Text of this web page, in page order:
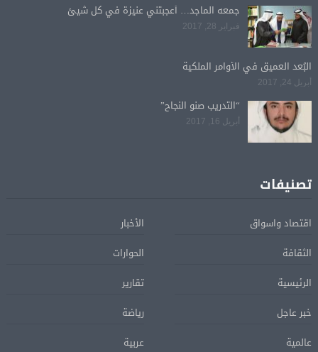
جمعه الماجد… أعجبتني عنيزة في كل شيئ
فبراير 28, 2017
البُعد العميق في الأوامر الملكية
أبريل 24, 2017
“التدريب صنو النجاح”
أبريل 16, 2017
تصنيفات
اقتصاد واسواق
الأخبار
الثقافة
الحوارات
الرئيسية
تقارير
خبر عاجل
رياضة
عالمية
عربية